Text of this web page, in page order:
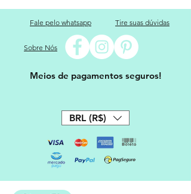
Fale pelo whatsapp Tire suas dúvidas
Sobre Nós
Meios de pagamentos seguros!
BRL (R$)